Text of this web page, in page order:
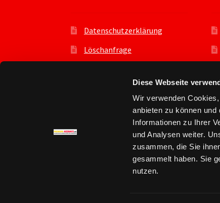
Diese Webseite
Wir verwenden
anbieten zu können
Informationen zu Ihrer
und Analysen weiter.
zusammen, die Sie
gesammelt haben. Sie
nutzen.
Datenschutzerklärung
Löschanfrage
Datenschutzeinstellungen
© Premium Account kaufen - premium-
Erstellt mit WooCommerce